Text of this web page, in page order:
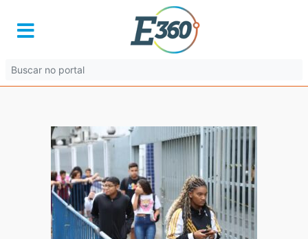
img_4820.jpg
4 de fevereiro de 2026 às 19:15